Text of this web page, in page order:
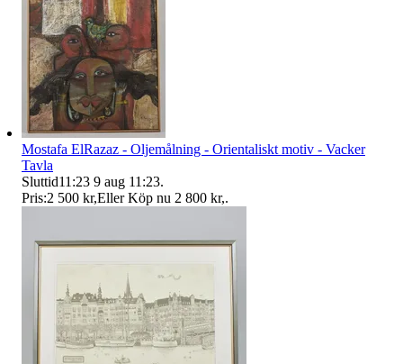
Mostafa ElRazaz - Oljemålning - Orientaliskt motiv - Vacker
Tavla
Sluttid11:23 9 aug 11:23.
Pris:2 500 kr,Eller Köp nu 2 800 kr,.